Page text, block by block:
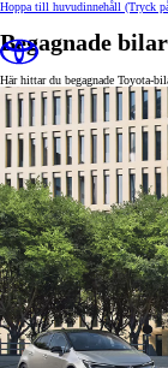
Hoppa till huvudinnehåll (Tryck
Begagnade bilar
Här hittar du begagnade Toyota-